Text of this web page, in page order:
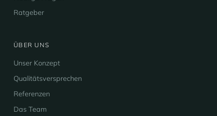
Ratgeber
ÜBER UNS
Unser Konzept
Qualitätsversprechen
Referenzen
Das Team